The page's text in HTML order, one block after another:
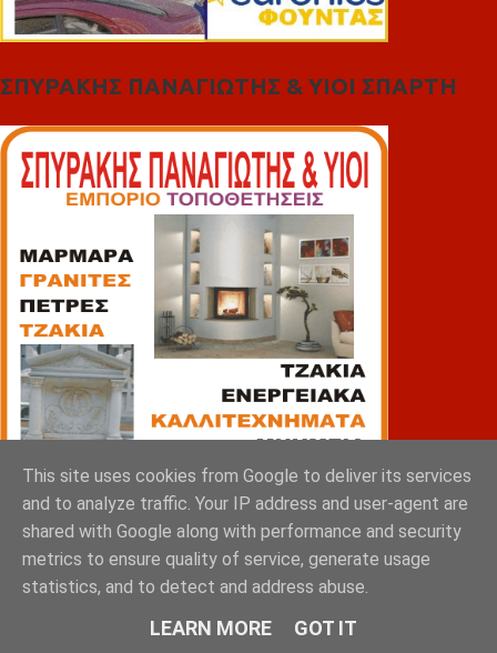
ΣΠΥΡΑΚΗΣ ΠΑΝΑΓΙΩΤΗΣ & YIOI ΣΠΑΡΤΗ
This site uses cookies from Google to deliver its services
and to analyze traffic. Your IP address and user-agent are
shared with Google along with performance and security
metrics to ensure quality of service, generate usage
statistics, and to detect and address abuse.
LEARN MORE GOT IT